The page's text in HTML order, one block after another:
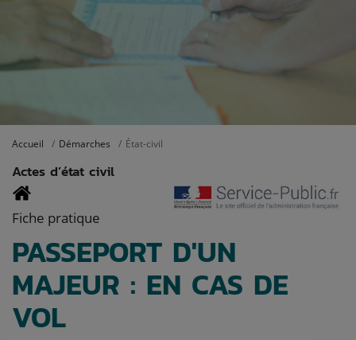
Accueil Démarches État-civil
Actes d’état civil
Fiche pratique
PASSEPORT D'UN
MAJEUR : EN CAS DE
VOL